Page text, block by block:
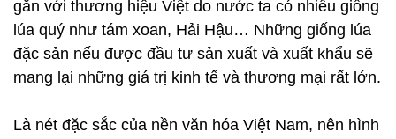
gắn với thương hiệu Việt do nước ta có nhiều giống
lúa quý như tám xoan, Hải Hậu… Những giống lúa
đặc sản nếu được đầu tư sản xuất và xuất khẩu sẽ
mang lại những giá trị kinh tế và thương mại rất lớn.
Là nét đặc sắc của nền văn hóa Việt Nam, nên hình